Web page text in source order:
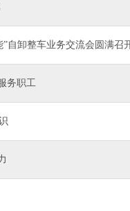
自卸整车业务交流会圆满召
务职工